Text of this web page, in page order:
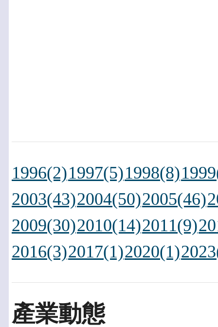
1996(2)1997(5)1998(8)
2003(43)2004(50)2005(46)
2009(30)2010(14)2011(9)
2016(3)2017(1)2020(1)
產業動態